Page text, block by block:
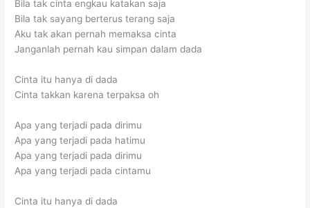
Bila tak cinta engkau katakan saja
Bila tak sayang berterus terang saja
Aku tak akan pernah memaksa cinta
Janganlah pernah kau simpan dalam dada
Cinta itu hanya di dada
Cinta takkan karena terpaksa oh
Apa yang terjadi pada dirimu
Apa yang terjadi pada hatimu
Apa yang terjadi pada dirimu
Apa yang terjadi pada cintamu
Cinta itu hanya di dada